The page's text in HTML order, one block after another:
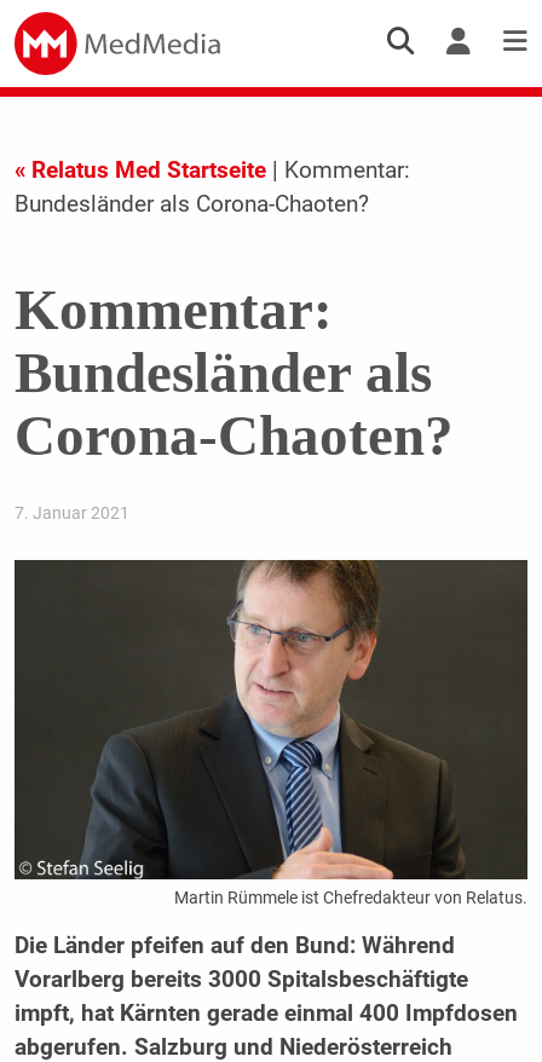
« Relatus Med Startseite| Kommentar:
Bundesländer als Corona-Chaoten?
Kommentar:
Bundesländer als
Corona-Chaoten?
7. Januar 2021
Martin Rümmele ist Chefredakteur von Relatus.
Die Länder pfeifen auf den Bund: Während
Vorarlberg bereits 3000 Spitalsbeschäftigte
impft, hat Kärnten gerade einmal 400 Impfdosen
abgerufen. Salzburg und Niederösterreich